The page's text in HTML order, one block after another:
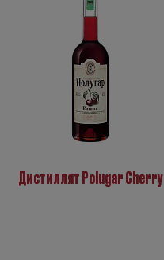
Дистиллят Polugar Cherry